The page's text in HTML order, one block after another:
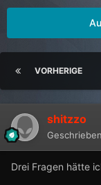
VORHERIGE
shitzzo
Geschrieben
Drei Fragen hätte